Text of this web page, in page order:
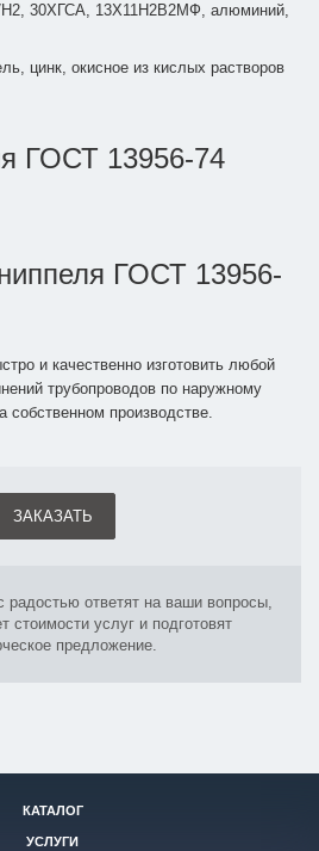
30ХГСА, 13Х11Н2В2МФ, алюминий,
цинк, окисное из кислых растворов
ГОСТ 13956-74
ГОСТ 13956-
и качественно изготовить любой
трубопроводов по наружному
производстве.
ЗАКАЗАТЬ
ответят на ваши вопросы,
стоимости услуг и подготовят
предложение.
КАТАЛОГ
УСЛУГИ